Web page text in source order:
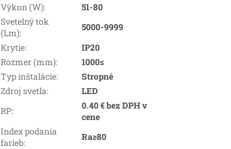
Výkon (W):
51-80
Svetelný tok
(Lm):
5000-9999
Krytie:
IP20
Rozmer (mm):
1000≤
Typ inštalácie:
Stropné
Zdroj svetla:
LED
RP:
0.40 € bez DPH v
cene
Index podania
farieb:
Ra≥80